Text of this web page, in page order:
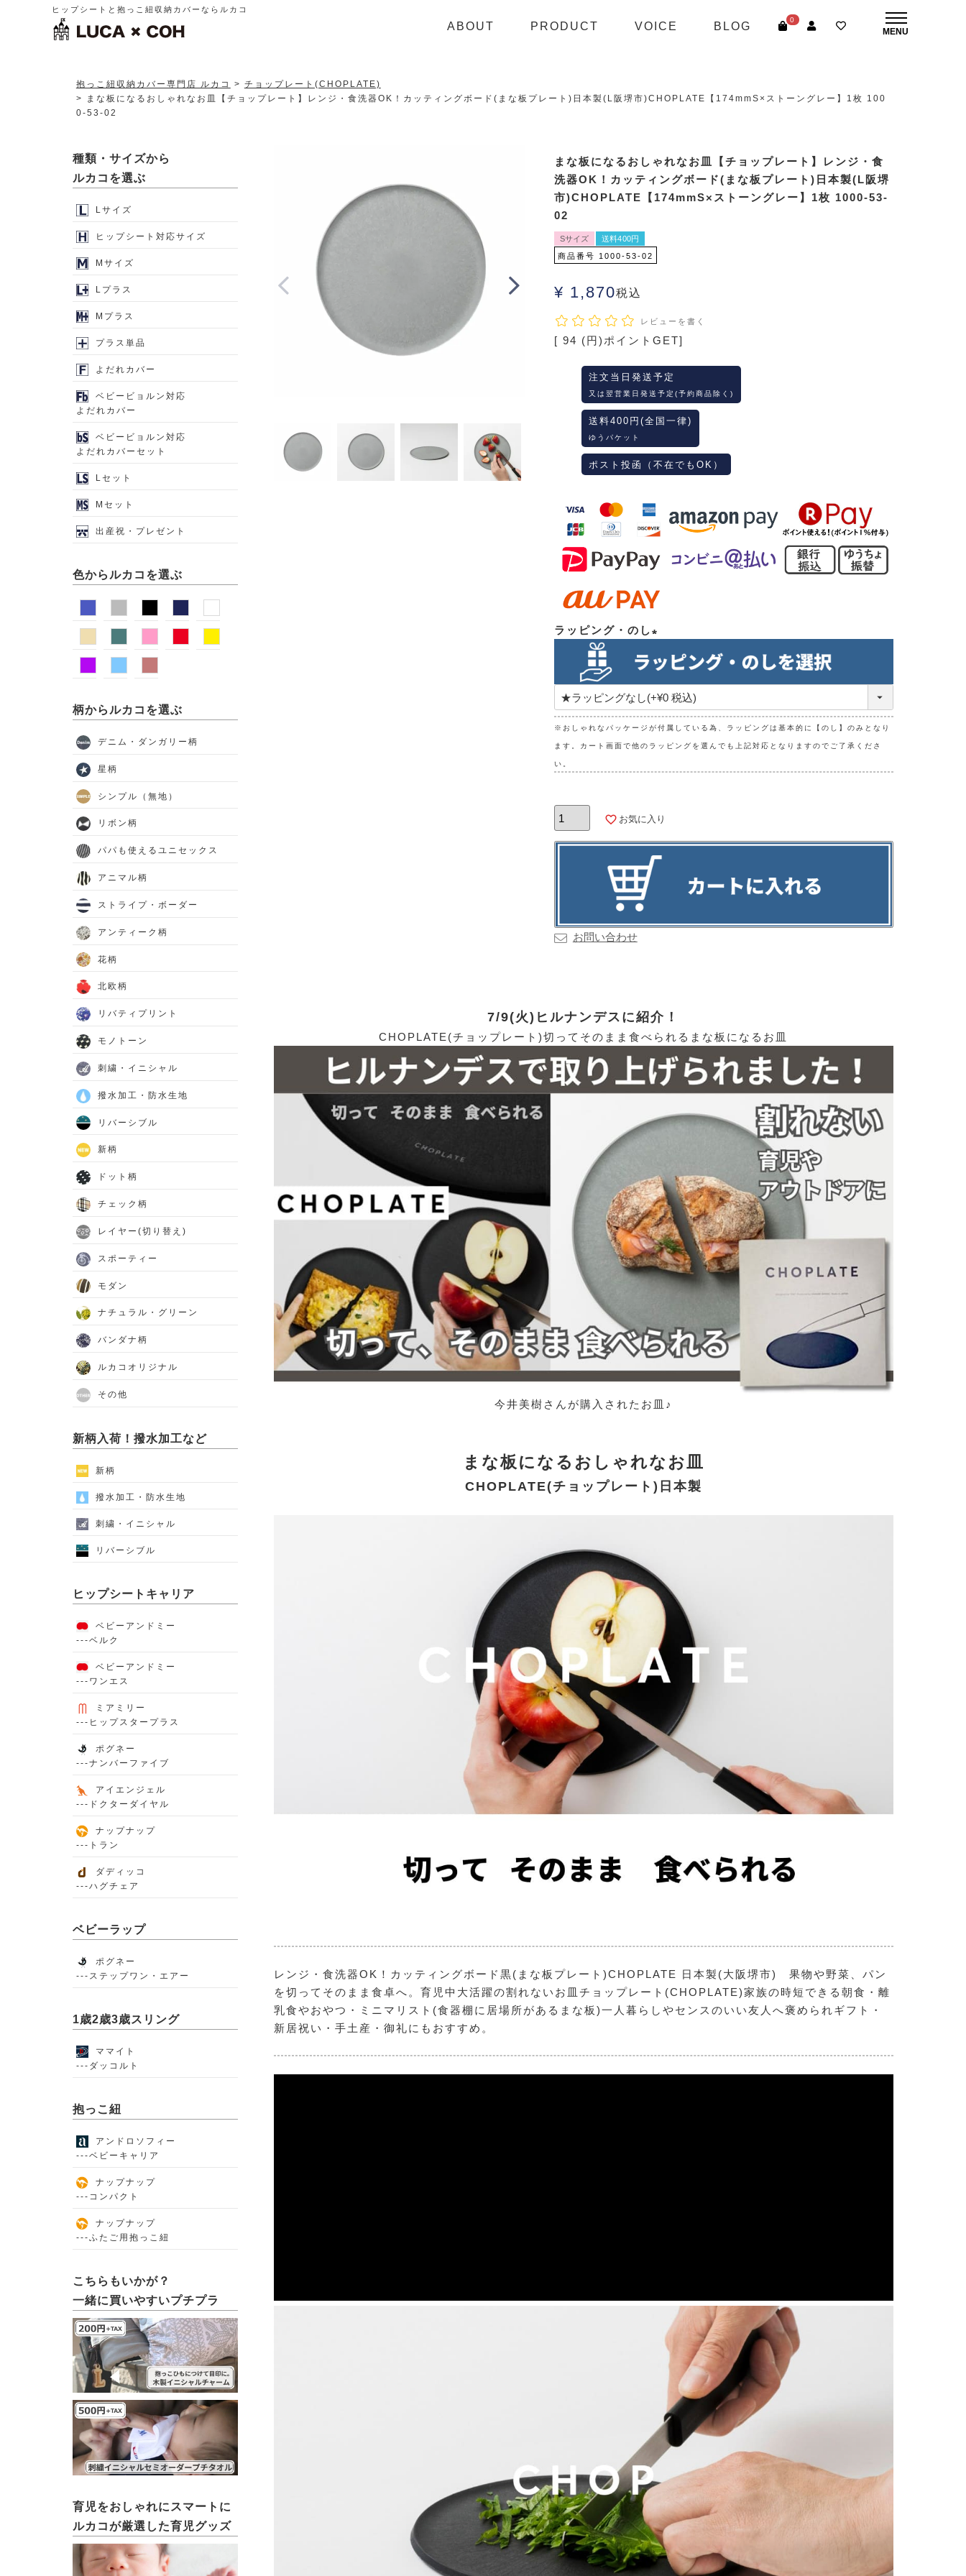
ヒップシートと抱っこ紐収納カバーならルカコ
ABOUT PRODUCT VOICE BLOG
0
抱っこ紐収納カバー専門店 ルカコ
チョップレート(CHOPLATE)
まな板になるおしゃれなお皿【チョップレート】レンジ・食洗器OK！カッティングボード(まな板プレート)日本製(L阪堺市)CHOPLATE【174mmS×ストーングレー】1枚 100
0-53-02
まな板になるおしゃれなお皿【チョップレート】レンジ・食
洗器OK！カッティングボード(まな板プレート)日本製(L阪堺
市)CHOPLATE【174mmS×ストーングレー】1枚 1000-53-
02
Sサイズ
送料400円
商品番号
1000-53-02
¥ 1,870税込
レビューを書く
[ 94 (円)ポイントGET]
注文当日発送予定
又は翌営業日発送予定(予約商品除く)
送料400円(全国一律)
ゆうパケット
ポスト投函（不在でもOK）
ラッピング・のし
須)
※おしゃれなパッケージが付属している為、ラッピングは基本的に【のし】のみとなり
ます。カート画面で他のラッピングを選んでも上記対応となりますのでご了承くださ
い。
お気に入り
お問い合わせ
7/9(火)ヒルナンデスに紹介！
CHOPLATE(チョップレート)切ってそのまま食べられる まな板になるお皿
今井美樹さんが購入されたお皿♪
まな板になるおしゃれなお皿
CHOPLATE(チョップレート)日本製
レンジ・食洗器OK！カッティングボード黒(まな板プレート)CHOPLATE 日本製(大阪堺市) 果物や野菜、パン
を切ってそのまま食卓へ。育児中大活躍の割れないお皿チョップレート(CHOPLATE)家族の時短できる朝食・離
乳食やおやつ・ミニマリスト(食器棚に居場所があるまな板)一人暮らしやセンスのいい友人へ褒められギフト・
新居祝い・手土産・御礼にもおすすめ。
種類・サイズから
ルカコを選ぶ
Lサイズ
ヒップシート対応サイズ
Mサイズ
Lプラス
Mプラス
プラス単品
よだれカバー
ベビービョルン対応
よだれカバー
ベビービョルン対応
よだれカバーセット
Lセット
Mセット
出産祝・プレゼント
色からルカコを選ぶ
柄からルカコを選ぶ
デニム・ダンガリー柄
星柄
シンプル（無地）
リボン柄
パパも使えるユニセックス
アニマル柄
ストライプ・ボーダー
アンティーク柄
花柄
北欧柄
リバティプリント
モノトーン
刺繍・イニシャル
撥水加工・防水生地
リバーシブル
新柄
ドット柄
チェック柄
レイヤー(切り替え)
スポーティー
モダン
ナチュラル・グリーン
バンダナ柄
ルカコオリジナル
その他
新柄入荷！撥水加工など
新柄
撥水加工・防水生地
刺繍・イニシャル
リバーシブル
ヒップシートキャリア
ベビーアンドミー
---ベルク
ベビーアンドミー
---ワンエス
ミアミリー
---ヒップスタープラス
ポグネー
---ナンバーファイブ
アイエンジェル
---ドクターダイヤル
ナップナップ
---トラン
ダディッコ
---ハグチェア
ベビーラップ
ポグネー
---ステップワン・エアー
1歳2歳3歳スリング
ママイト
---ダッコルト
抱っこ紐
アンドロソフィー
---ベビーキャリア
ナップナップ
---コンパクト
ナップナップ
---ふたご用抱っこ紐
こちらもいかが？
一緒に買いやすいプチプラ
育児をおしゃれにスマートに
ルカコが厳選した育児グッズ